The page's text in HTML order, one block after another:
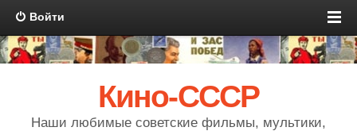
Войти
Кино-СССР
Наши любимые советские фильмы, мультики,